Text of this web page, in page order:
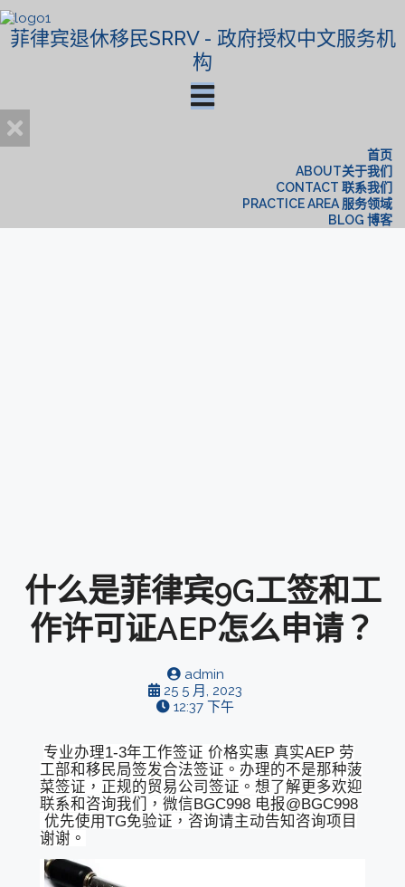
菲律宾退休移民SRRV - 政府授权中文服务机
构
首页
ABOUT关于我们
CONTACT 联系我们
PRACTICE AREA 服务领域
BLOG 博客
什么是菲律宾9G工签和工
作许可证AEP怎么申请？
admin
25 5 月, 2023
12:37 下午
专业办理1-3年工作签证 价格实惠 真实AEP 劳
工部和移民局签发合法签证。办理的不是那种菠
菜签证，正规的贸易公司签证。想了解更多欢迎
联系和咨询我们，微信BGC998 电报@BGC998
优先使用TG免验证，咨询请主动告知咨询项目
谢谢。